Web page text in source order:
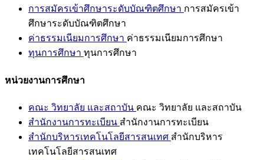
การสมัครเข้าศึกษาระดับบัณฑิตศึกษา การสมัครเข้า
ศึกษาระดับบัณฑิตศึกษา
ค่าธรรมเนียมการศึกษา ค่าธรรมเนียมการศึกษา
ทุนการศึกษา ทุนการศึกษา
หน่วยงานการศึกษา
คณะ วิทยาลัย และสถาบัน คณะ วิทยาลัย และสถาบัน
สำนักงานการทะเบียน สำนักงานการทะเบียน
สำนักบริหารเทคโนโลยีสารสนเทศ สำนักบริหาร
เทคโนโลยีสารสนเทศ